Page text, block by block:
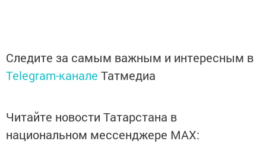
Следите за самым важным и интересным в
Telegram-канале Татмедиа
Читайте новости Татарстана в
национальном мессенджере MАХ: